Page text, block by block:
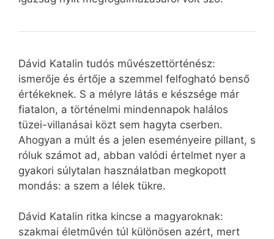
Dávid Katalin tudós művészettörténész:
ismerője és értője a szemmel felfogható benső
értékeknek. S a mélyre látás e készsége már
fiatalon, a történelmi mindennapok halálos
tüzei-villanásai közt sem hagyta cserben.
Ahogyan a múlt és a jelen eseményeire pillant, s
róluk számot ad, abban valódi értelmet nyer a
gyakori súlytalan használatban megkopott
mondás: a szem a lélek tükre.
Dávid Katalin ritka kincse a magyaroknak:
szakmai életművén túl különösen azért, mert